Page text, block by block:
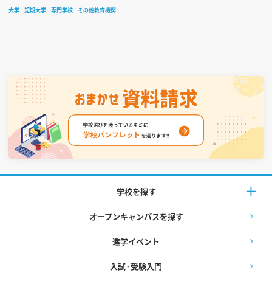
大学 短期大学 専門学校 その他教育機関
学校を探す
オープンキャンパスを探す
進学イベント
入試·受験入門